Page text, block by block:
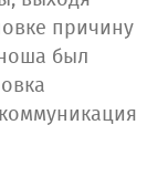
причину
был